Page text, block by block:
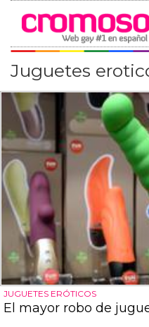
Juguetes
JUGUETES ERÓTICOS
El mayor robo de